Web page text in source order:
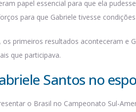
papel essencial para que ela
para que Gabriele tivesse
primeiros resultados aconteceram e
que participava.
Santos no
o Brasil no Campeonato Sul-